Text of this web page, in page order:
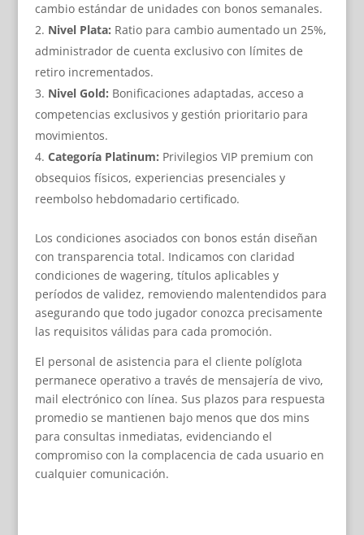
cambio estándar de unidades con bonos semanales.
Nivel Plata: Ratio para cambio aumentado un 25%,
administrador de cuenta exclusivo con límites de
retiro incrementados.
Nivel Gold: Bonificaciones adaptadas, acceso a
competencias exclusivos y gestión prioritario para
movimientos.
Categoría Platinum: Privilegios VIP premium con
obsequios físicos, experiencias presenciales y
reembolso hebdomadario certificado.
Los condiciones asociados con bonos están diseñan
con transparencia total. Indicamos con claridad
condiciones de wagering, títulos aplicables y
períodos de validez, removiendo malentendidos para
asegurando que todo jugador conozca precisamente
las requisitos válidas para cada promoción.
El personal de asistencia para el cliente políglota
permanece operativo a través de mensajería de vivo,
mail electrónico con línea. Sus plazos para respuesta
promedio se mantienen bajo menos que dos mins
para consultas inmediatas, evidenciando el
compromiso con la complacencia de cada usuario en
cualquier comunicación.